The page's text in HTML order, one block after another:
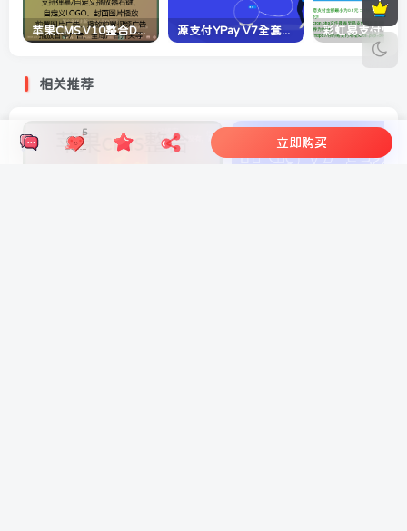
苹果CMS V10整合DPlayer播放器功能超强弹幕播放器插件 源支付YPay V7全套开源版—专业的聚合免签支付系统
相关推荐
5
立即购买